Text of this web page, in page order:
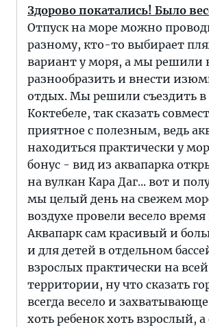
Здорово покатались! Было
Отпуск на море можно
разному, кто-то выбирает
вариант у моря, а мы решили
разнообразить и внести
отдых. Мы решили съездить в
Коктебеле, так сказать
приятное с полезным, ведь
находиться практически у
бонус - вид из аквапарка
на вулкан Кара Даг... вот и
мы целый день на свежем
воздухе провели весело время
Аквапарк сам красивый и
и для детей в отдельном
взрослых практически на всей
территории, ну что сказать
всегда весело и
хоть ребенок хоть взрослый, а